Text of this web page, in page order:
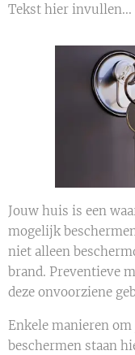
Tekst hier invullen...
Jouw huis is een
mogelijk
niet alleen
brand. Preventieve
deze onvoorziene
Enkele manieren
beschermen staan